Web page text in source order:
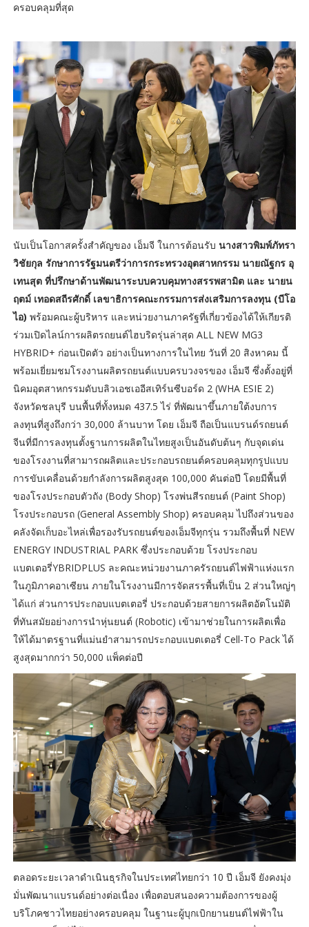
ครอบคลุมที่สุด
นับเป็นโอกาสครั้งสำคัญของ เอ็มจี ในการต้อนรับ นางสาวพิมพ์ภัทรา
วิชัยกุล รักษาการรัฐมนตรีว่าการกระทรวงอุตสาหกรรม นายณัฐกร อุ
เทนสุต ที่ปรึกษาด้านพัฒนาระบบควบคุมทางสรรพสามิต และ นายน
ฤตม์ เทอดสถีรศักดิ์ เลขาธิการคณะกรรมการส่งเสริมการลงทุน (บีโอ
ไอ) พร้อมคณะผู้บริหาร และหน่วยงานภาครัฐที่เกี่ยวข้องได้ให้เกียรติ
ร่วมเปิดไลน์การผลิตรถยนต์ไฮบริดรุ่นล่าสุด ALL NEW MG3
HYBRID+ ก่อนเปิดตัว อย่างเป็นทางการในไทย วันที่ 20 สิงหาคม นี้
พร้อมเยี่ยมชมโรงงานผลิตรถยนต์แบบครบวงจรของ เอ็มจี ซึ่งตั้งอยู่ที่
นิคมอุตสาหกรรมดับบลิวเอชเออีสเทิร์นซีบอร์ด 2 (WHA ESIE 2)
จังหวัดชลบุรี บนพื้นที่ทั้งหมด 437.5 ไร่ ที่พัฒนาขึ้นภายใต้งบการ
ลงทุนที่สูงถึงกว่า 30,000 ล้านบาท โดย เอ็มจี ถือเป็นแบรนด์รถยนต์
จีนที่มีการลงทุนตั้งฐานการผลิตในไทยสูงเป็นอันดับต้นๆ กับจุดเด่น
ของโรงงานที่สามารถผลิตและประกอบรถยนต์ครอบคลุมทุกรูปแบบ
การขับเคลื่อนด้วยกำลังการผลิตสูงสุด 100,000 คันต่อปี โดยมีพื้นที่
ของโรงประกอบตัวถัง (Body Shop) โรงพ่นสีรถยนต์ (Paint Shop)
โรงประกอบรถ (General Assembly Shop) ครอบคลุม ไปถึงส่วนของ
คลังจัดเก็บอะไหล่เพื่อรองรับรถยนต์ของเอ็มจีทุกรุ่น รวมถึงพื้นที่ NEW
ENERGY INDUSTRIAL PARK ซึ่งประกอบด้วย โรงประกอบ
แบตเตอรี่YBRIDPLUS ละคณะหน่วยงานภาครัรถยนต์ไฟฟ้าแห่งแรก
ในภูมิภาคอาเซียน ภายในโรงงานมีการจัดสรรพื้นที่เป็น 2 ส่วนใหญ่ๆ
ได้แก่ ส่วนการประกอบแบตเตอรี่ ประกอบด้วยสายการผลิตอัตโนมัติ
ที่ทันสมัยอย่างการนำหุ่นยนต์ (Robotic) เข้ามาช่วยในการผลิตเพื่อ
ให้ได้มาตรฐานที่แม่นยำสามารถประกอบแบตเตอรี่ Cell-To Pack ได้
สูงสุดมากกว่า 50,000 แพ็คต่อปี
ตลอดระยะเวลาดำเนินธุรกิจในประเทศไทยกว่า 10 ปี เอ็มจี ยังคงมุ่ง
มั่นพัฒนาแบรนด์อย่างต่อเนื่อง เพื่อตอบสนองความต้องการของผู้
บริโภคชาวไทยอย่างครอบคลุม ในฐานะผู้บุกเบิกยานยนต์ไฟฟ้าใน